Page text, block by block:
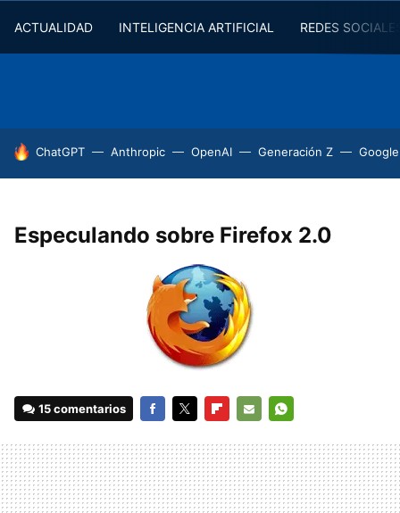
ACTUALIDAD INTELIGENCIA ARTIFICIAL REDES
HOY SE HABLA DE
ChatGPT Anthropic OpenAI Generación Z
Especulando sobre Firefox 2.0
15 comentarios
MAIL